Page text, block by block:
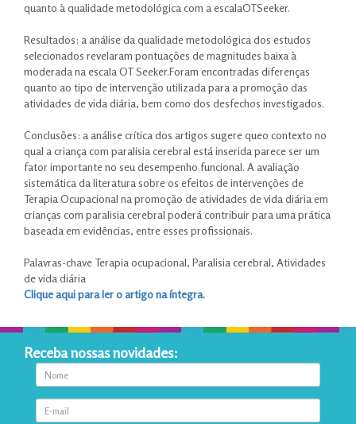
quanto à qualidade metodológica com a escalaOTSeeker.
Resultados: a análise da qualidade metodológica dos estudos
selecionados revelaram pontuações de magnitudes baixa à
moderada na escala OT Seeker.Foram encontradas diferenças
quanto ao tipo de intervenção utilizada para a promoção das
atividades de vida diária, bem como dos desfechos investigados.
Conclusões: a análise crítica dos artigos sugere queo contexto no
qual a criança com paralisia cerebral está inserida parece ser um
fator importante no seu desempenho funcional. A avaliação
sistemática da literatura sobre os efeitos de intervenções de
Terapia Ocupacional na promoção de atividades de vida diária em
crianças com paralisia cerebral poderá contribuir para uma prática
baseada em evidências, entre esses profissionais.
Palavras-chave Terapia ocupacional, Paralisia cerebral, Atividades
de vida diária
Clique aqui para ler o artigo na íntegra.
Receba nossas novidades: